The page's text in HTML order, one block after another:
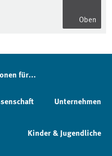
Oben
für...
Unternehmen
Kinder & Jugendliche